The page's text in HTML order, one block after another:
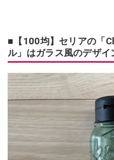
■【100均】セリアの「
ル」はガラス風のデザイ